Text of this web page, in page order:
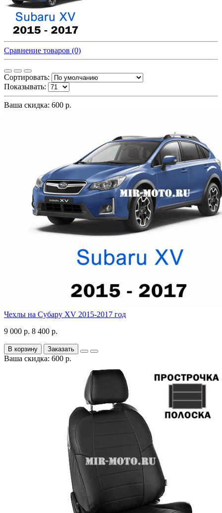
Сравнение товаров (0)
Сортировать:
Показывать:
Ваша скидка: 600 р.
Чехлы на Субару XV 2015-2017 год
9 000 р. 8 400 р.
В корзину Заказать
Ваша скидка: 600 р.